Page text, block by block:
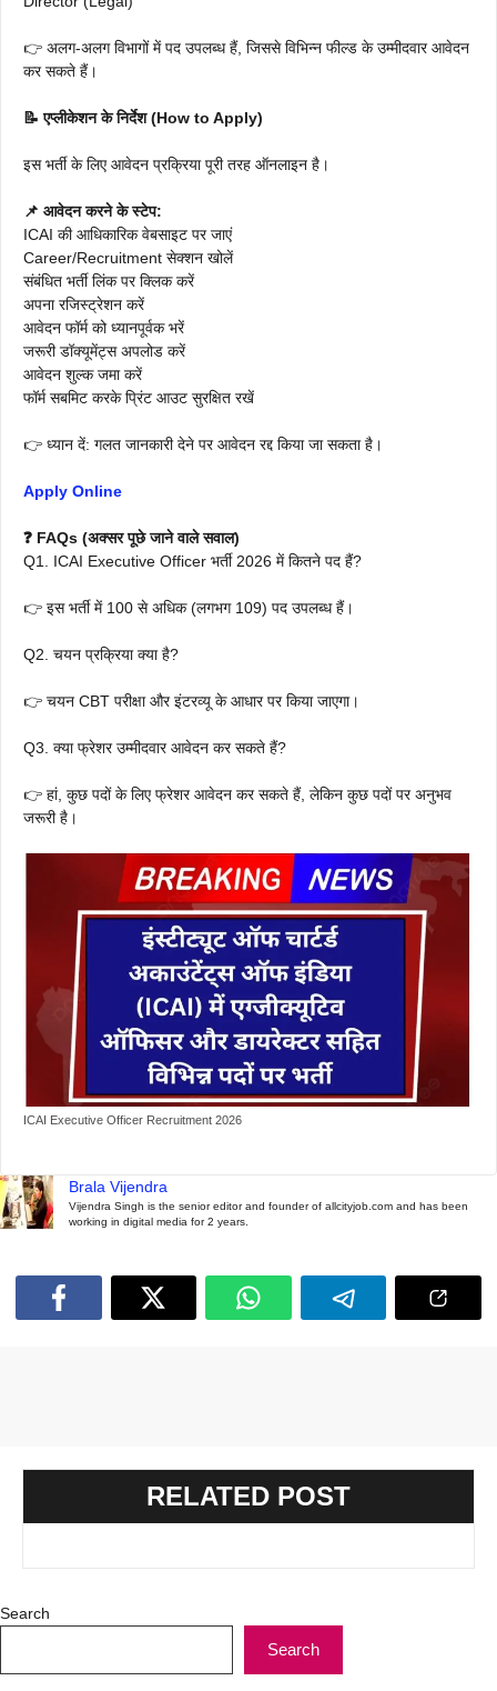
👉 अलग-अलग विभागों में पद उपलब्ध हैं, जिससे विभिन्न फील्ड के उम्मीदवार आवेदन
कर सकते हैं।
📝 एप्लीकेशन के निर्देश (How to Apply)
इस भर्ती के लिए आवेदन प्रक्रिया पूरी तरह ऑनलाइन है।
📌 आवेदन करने के स्टेप:
ICAI की आधिकारिक वेबसाइट पर जाएं
Career/Recruitment सेक्शन खोलें
संबंधित भर्ती लिंक पर क्लिक करें
अपना रजिस्ट्रेशन करें
आवेदन फॉर्म को ध्यानपूर्वक भरें
जरूरी डॉक्यूमेंट्स अपलोड करें
आवेदन शुल्क जमा करें
फॉर्म सबमिट करके प्रिंट आउट सुरक्षित रखें
👉 ध्यान दें: गलत जानकारी देने पर आवेदन रद्द किया जा सकता है।
Apply Online
❓ FAQs (अक्सर पूछे जाने वाले सवाल)
Q1. ICAI Executive Officer भर्ती 2026 में कितने पद हैं?
👉 इस भर्ती में 100 से अधिक (लगभग 109) पद उपलब्ध हैं।
Q2. चयन प्रक्रिया क्या है?
👉 चयन CBT परीक्षा और इंटरव्यू के आधार पर किया जाएगा।
Q3. क्या फ्रेशर उम्मीदवार आवेदन कर सकते हैं?
👉 हां, कुछ पदों के लिए फ्रेशर आवेदन कर सकते हैं, लेकिन कुछ पदों पर अनुभव
जरूरी है।
ICAI Executive Officer Recruitment 2026
Brala Vijendra
Vijendra Singh is the senior editor and founder of allcityjob.com and has been
working in digital media for 2 years.
RELATED POST
Search
Search